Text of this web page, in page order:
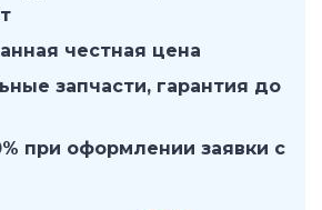
честная цена
запчасти, гарантия до
при оформлении заявки с